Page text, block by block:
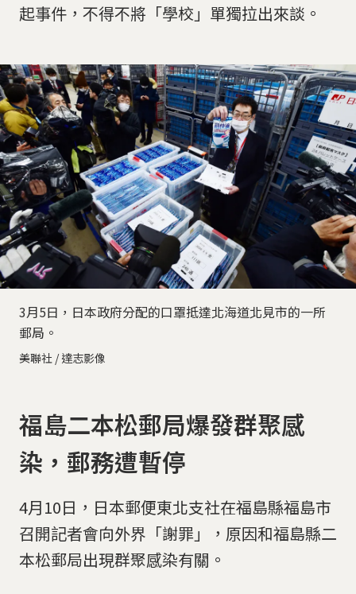
起事件，不得不將「學校」單獨拉出來談。
3月5日，日本政府分配的口罩抵達北海道北見市的一所
郵局。
美聯社 / 達志影像
福島二本松郵局爆發群聚感
染，郵務遭暫停
4月10日，日本郵便東北支社在福島縣福島市
召開記者會向外界「謝罪」，原因和福島縣二
本松郵局出現群聚感染有關。